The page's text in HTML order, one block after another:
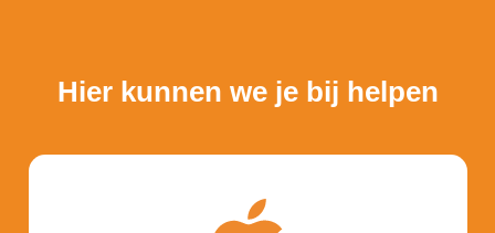
Hier kunnen we je bij helpen